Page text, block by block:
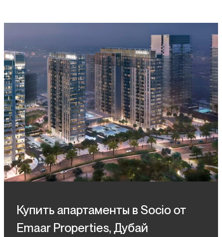
Купить апартаменты в Socio от
Emaar Properties, Дубай